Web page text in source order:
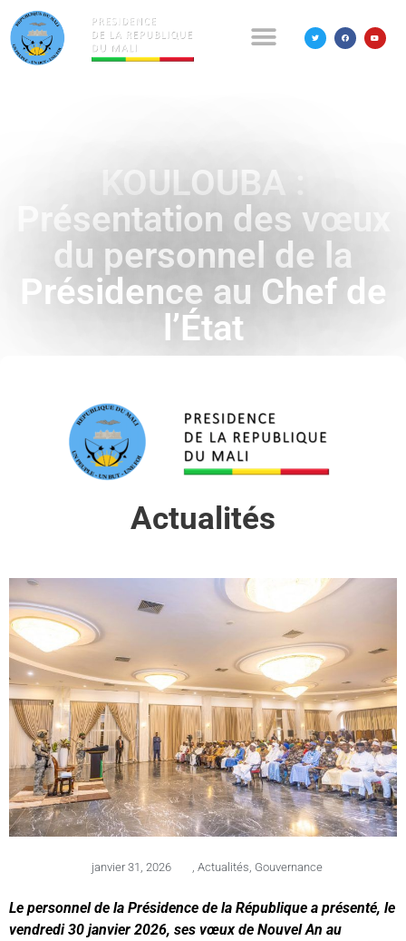
KOULOUBA :
Présentation des vœux
du personnel de la
Présidence au Chef de
l’État
Actualités
janvier 31, 2026 Actualités Gouvernance
Le personnel de la Présidence de la République a présenté, le
vendredi 30 janvier 2026, ses vœux de Nouvel An au